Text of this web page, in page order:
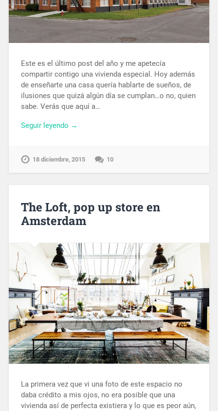
Este es el último post del año y me apetecía
compartir contigo una vivienda especial. Hoy además
de enseñarte una casa quería hablarte de sueños, de
ilusiones que quizá algún día se cumplan…o no, quien
sabe. Verás que aquí a…
Seguir leyendo →
18 diciembre, 2015 10
The Loft, pop up store en
Amsterdam
La primera vez que vi una foto de este espacio no
daba crédito a mis ojos, no era posible que una
vivienda así de perfecta existiera y lo que es peor aún,